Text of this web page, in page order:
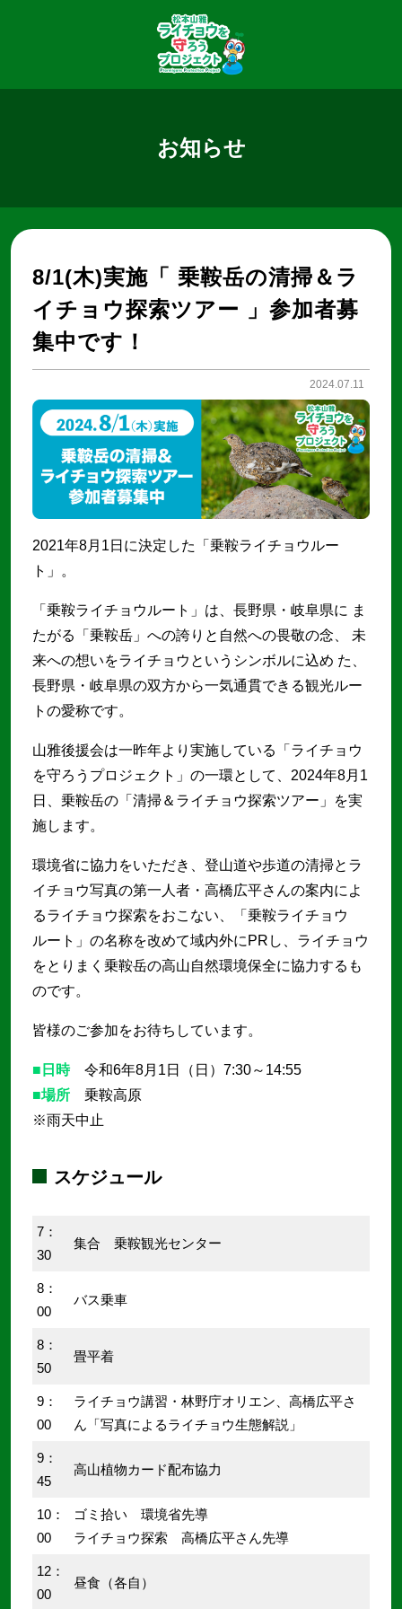
お知らせ
2024.07.11
8/1(木)実施「 乗鞍岳の清掃＆ラ
イチョウ探索ツアー 」参加者募
集中です！
2021年8⽉1⽇に決定した「乗鞍ライチョウルー
ト」。
「乗鞍ライチョウルート」は、⻑野県・岐⾩県に ま
たがる「乗鞍岳」への誇りと⾃然への畏敬の念、 未
来への想いをライチョウというシンボルに込め た、
⻑野県・岐⾩県の双⽅から⼀気通貫できる観光ルー
トの愛称です。
山雅後援会は一昨年より実施している「ライチョウ
を守ろうプロジェクト」の一環として、2024年8月1
日、乗鞍岳の「清掃＆ライチョウ探索ツアー」を実
施します。
環境省に協力をいただき、登山道や歩道の清掃とラ
イチョウ写真の第一人者・高橋広平さんの案内によ
るライチョウ探索をおこない、「乗鞍ライチョウ
ルート」の名称を改めて域内外にPRし、ライチョウ
をとりまく乗鞍岳の⾼⼭⾃然環境保全に協力するも
のです。
皆様のご参加をお待ちしています。
■日時令和6年8月1日（日）7:30～14:55
■場所 乗鞍高原
※雨天中止
スケジュール
7：
30
集合 乗鞍観光センター
8：
00
バス乗車
8：
50
畳平着
9：
00
ライチョウ講習・林野庁オリエン、高橋広平さ
ん「写真によるライチョウ生態解説」
9：
45
高山植物カード配布協力
10：
00
ゴミ拾い 環境省先導
ライチョウ探索 高橋広平さん先導
12：
00
昼食（各自）